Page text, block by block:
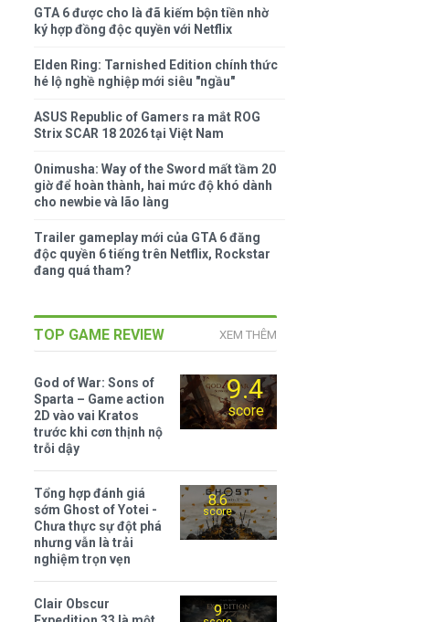
GTA 6 được cho là đã kiếm bộn tiền nhờ
ký hợp đồng độc quyền với Netflix
Elden Ring: Tarnished Edition chính thức
hé lộ nghề nghiệp mới siêu "ngầu"
ASUS Republic of Gamers ra mắt ROG
Strix SCAR 18 2026 tại Việt Nam
Onimusha: Way of the Sword mất tầm 20
giờ để hoàn thành, hai mức độ khó dành
cho newbie và lão làng
Trailer gameplay mới của GTA 6 đăng
độc quyền 6 tiếng trên Netflix, Rockstar
đang quá tham?
TOP GAME REVIEW XEM THÊM
9.4
score
God of War: Sons of
Sparta – Game action
2D vào vai Kratos
trước khi cơn thịnh nộ
trỗi dậy
8.6
score
Tổng hợp đánh giá
sớm Ghost of Yotei -
Chưa thực sự đột phá
nhưng vẫn là trải
nghiệm trọn vẹn
9
Clair Obscur